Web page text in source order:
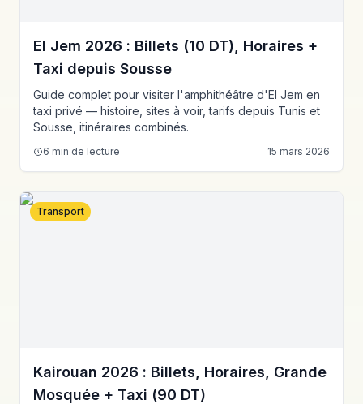
El Jem 2026 : Billets (10 DT), Horaires +
Taxi depuis Sousse
Guide complet pour visiter l'amphithéâtre d'El Jem en
taxi privé — histoire, sites à voir, tarifs depuis Tunis et
Sousse, itinéraires combinés.
6 min de lecture 15 mars 2026
Transport
Kairouan 2026 : Billets, Horaires, Grande
Mosquée + Taxi (90 DT)